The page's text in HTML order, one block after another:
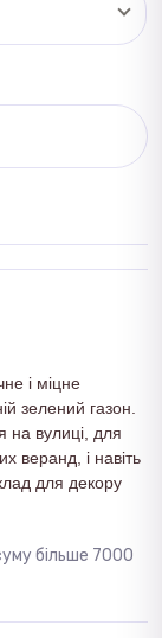
і міцне
зелений газон.
на вулиці, для
веранд, і навіть
для декору
більше 7000